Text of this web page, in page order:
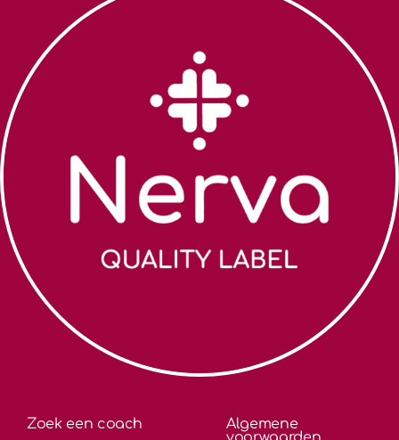
Zoek een coach
Algemene